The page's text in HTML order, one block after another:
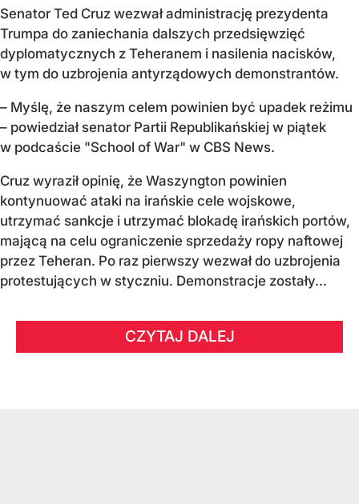
Senator Ted Cruz wezwał administrację prezydenta
Trumpa do zaniechania dalszych przedsięwzięć
dyplomatycznych z Teheranem i nasilenia nacisków,
w tym do uzbrojenia antyrządowych demonstrantów.
– Myślę, że naszym celem powinien być upadek reżimu
– powiedział senator Partii Republikańskiej w piątek
w podcaście "School of War" w CBS News.
Cruz wyraził opinię, że Waszyngton powinien
kontynuować ataki na irańskie cele wojskowe,
utrzymać sankcje i utrzymać blokadę irańskich portów,
mającą na celu ograniczenie sprzedaży ropy naftowej
przez Teheran. Po raz pierwszy wezwał do uzbrojenia
protestujących w styczniu. Demonstracje zostały...
CZYTAJ DALEJ